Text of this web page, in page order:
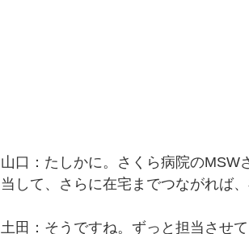
山口：たしかに。さくら病院のMSW
当して、さらに在宅までつながれば
土田：そうですね。ずっと担当させ